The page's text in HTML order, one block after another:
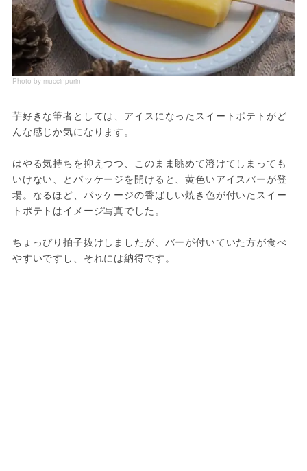
Photo by muccinpurin
芋好きな筆者としては、アイスになったスイートポテトがど
んな感じか気になります。
はやる気持ちを抑えつつ、このまま眺めて溶けてしまっても
いけない、とパッケージを開けると、黄色いアイスバーが登
場。なるほど、パッケージの香ばしい焼き色が付いたスイー
トポテトはイメージ写真でした。
ちょっぴり拍子抜けしましたが、バーが付いていた方が食べ
やすいですし、それには納得です。